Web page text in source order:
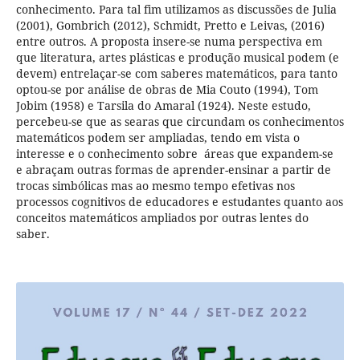
conhecimento. Para tal fim utilizamos as discussões de Julia
(2001), Gombrich (2012), Schmidt, Pretto e Leivas, (2016)
entre outros. A proposta insere-se numa perspectiva em
que literatura, artes plásticas e produção musical podem (e
devem) entrelaçar-se com saberes matemáticos, para tanto
optou-se por análise de obras de Mia Couto (1994), Tom
Jobim (1958) e Tarsila do Amaral (1924). Neste estudo,
percebeu-se que as searas que circundam os conhecimentos
matemáticos podem ser ampliadas, tendo em vista o
interesse e o conhecimento sobre áreas que expandem-se
e abraçam outras formas de aprender-ensinar a partir de
trocas simbólicas mas ao mesmo tempo efetivas nos
processos cognitivos de educadores e estudantes quanto aos
conceitos matemáticos ampliados por outras lentes do
saber.